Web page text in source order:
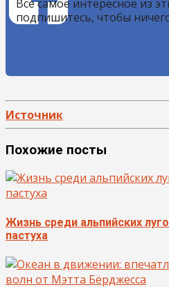
Все самое интересное из
подпишитесь, чтобы
Источник
Похожие посты
Жизнь среди альпийских
пастуха